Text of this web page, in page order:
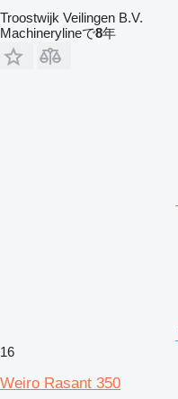
Troostwijk Veilingen B.V.
Machinerylineで8年
16
Weiro Rasant 350